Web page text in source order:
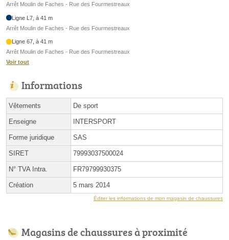
Arrêt Moulin de Faches - Rue des Fourmestreaux
Ligne L7, à 41 m
Arrêt Moulin de Faches - Rue des Fourmestreaux
Ligne 67, à 41 m
Arrêt Moulin de Faches - Rue des Fourmestreaux
Voir tout
Informations
Vêtements De sport
Enseigne INTERSPORT
Forme juridique SAS
SIRET 79993037500024
N° TVA Intra. FR79799930375
Création 5 mars 2014
Éditer les informations de mon magasin de chaussures
Magasins de chaussures à proximité